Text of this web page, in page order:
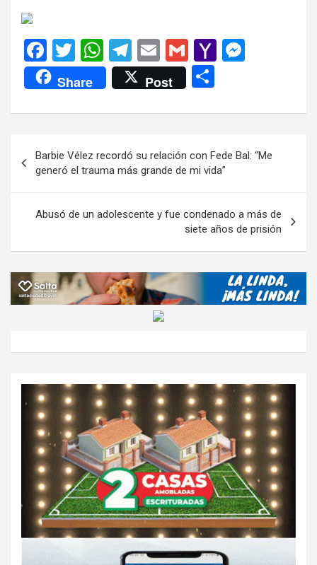
F
a
ce
b
o
k
T
wi
tt
er
W
h
at
s
p
p
T
el
e
gr
m
E
m
ail
G
m
ail
Y
o
M
ail
n
er
Share Post
m
p
ar
tir
de
entradas
Barbie Vélez recordó su relación con Fede Bal: “Me
generó el trauma más grande de mi vida”
Abusó de un adolescente y fue condenado a más de
siete años de prisión